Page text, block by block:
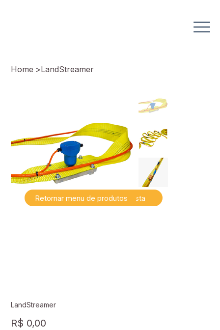
Home >LandStreamer
LandStreamer
Preço
R$ 0,00
Falar com especialista
Retornar menu de produtos